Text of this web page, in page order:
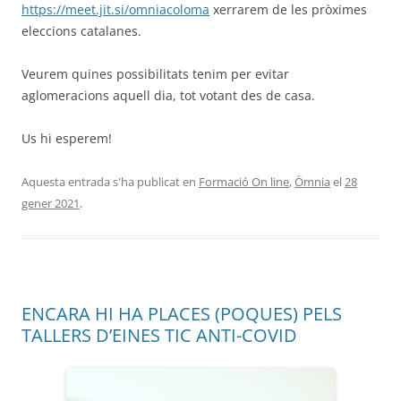
https://meet.jit.si/omniacoloma xerrarem de les pròximes
eleccions catalanes.
Veurem quines possibilitats tenim per evitar
aglomeracions aquell dia, tot votant des de casa.
Us hi esperem!
Aquesta entrada s'ha publicat en Formació On line,Òmnia el28
gener 2021.
ENCARA HI HA PLACES (POQUES) PELS
TALLERS D’EINES TIC ANTI-COVID